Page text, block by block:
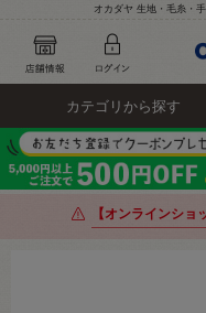
オカダヤ 生地・毛糸・
カテゴリから探す
【オンラインシ